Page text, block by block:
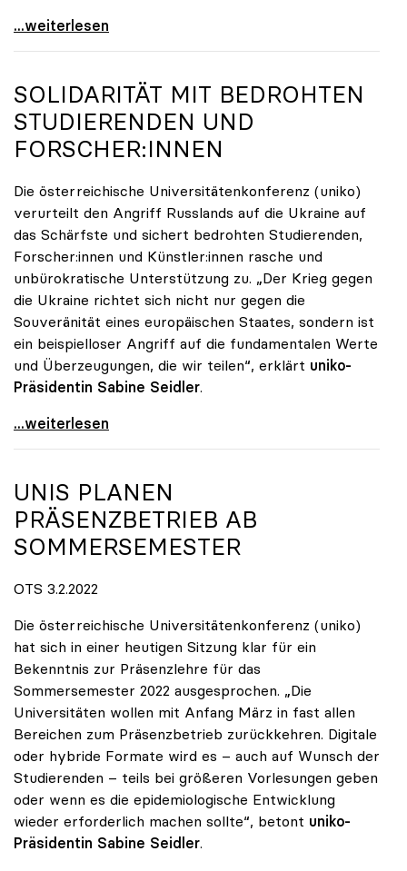
Österreichische Universitätenkonferenz trauert um
...weiterlesen
SOLIDARITÄT MIT BEDROHTEN
STUDIERENDEN UND
FORSCHER:INNEN
Die österreichische Universitätenkonferenz (uniko)
verurteilt den Angriff Russlands auf die Ukraine auf
das Schärfste und sichert bedrohten Studierenden,
Forscher:innen und Künstler:innen rasche und
unbürokratische Unterstützung zu. „Der Krieg gegen
die Ukraine richtet sich nicht nur gegen die
Souveränität eines europäischen Staates, sondern ist
ein beispielloser Angriff auf die fundamentalen Werte
und Überzeugungen, die wir teilen“, erklärt uniko-
Präsidentin Sabine Seidler.
Solidarität mit bedrohten Studierenden und
...weiterlesen
UNIS PLANEN
PRÄSENZBETRIEB AB
SOMMERSEMESTER
OTS 3.2.2022
Die österreichische Universitätenkonferenz (uniko)
hat sich in einer heutigen Sitzung klar für ein
Bekenntnis zur Präsenzlehre für das
Sommersemester 2022 ausgesprochen. „Die
Universitäten wollen mit Anfang März in fast allen
Bereichen zum Präsenzbetrieb zurückkehren. Digitale
oder hybride Formate wird es – auch auf Wunsch der
Studierenden – teils bei größeren Vorlesungen geben
oder wenn es die epidemiologische Entwicklung
wieder erforderlich machen sollte“, betont uniko-
Präsidentin Sabine Seidler.